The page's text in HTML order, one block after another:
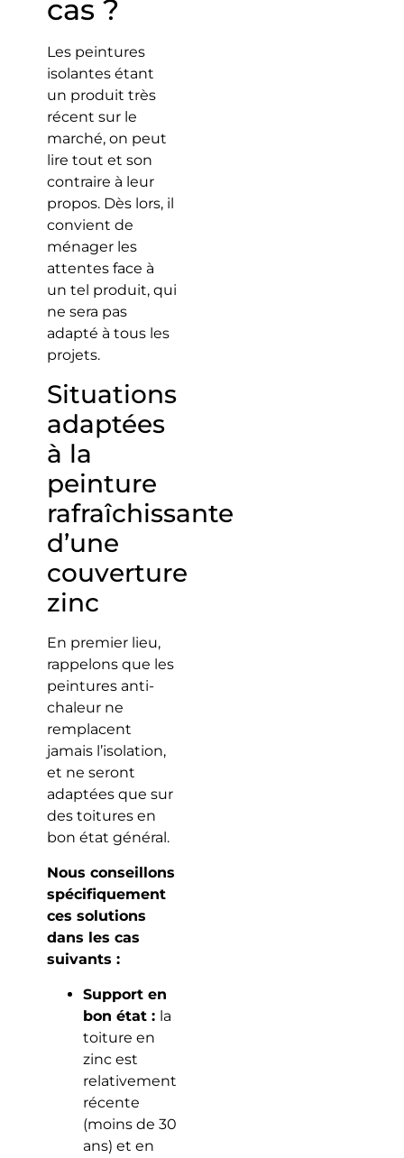
cas ?
Les peintures
isolantes étant
un produit très
récent sur le
marché, on peut
lire tout et son
contraire à leur
propos. Dès lors, il
convient de
ménager les
attentes face à
un tel produit, qui
ne sera pas
adapté à tous les
projets.
Situations
adaptées
à la
peinture
rafraîchissante
d’une
couverture
zinc
En premier lieu,
rappelons que les
peintures anti-
chaleur ne
remplacent
jamais l’isolation,
et ne seront
adaptées que sur
des toitures en
bon état général.
Nous conseillons
spécifiquement
ces solutions
dans les cas
suivants :
Support en
bon état : la
toiture en
zinc est
relativement
récente
(moins de 30
ans) et en